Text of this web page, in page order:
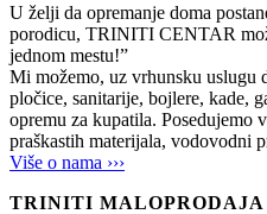
U želji da opremanje doma
porodicu, TRINITI CENTAR
jednom mestu!”
Mi možemo, uz vrhunsku uslugu
pločice, sanitarije, bojlere, kade,
opremu za kupatila. Posedujemo
praškastih materijala, vodovodni
Više o nama ›››
TRINITI MALOPRODAJA